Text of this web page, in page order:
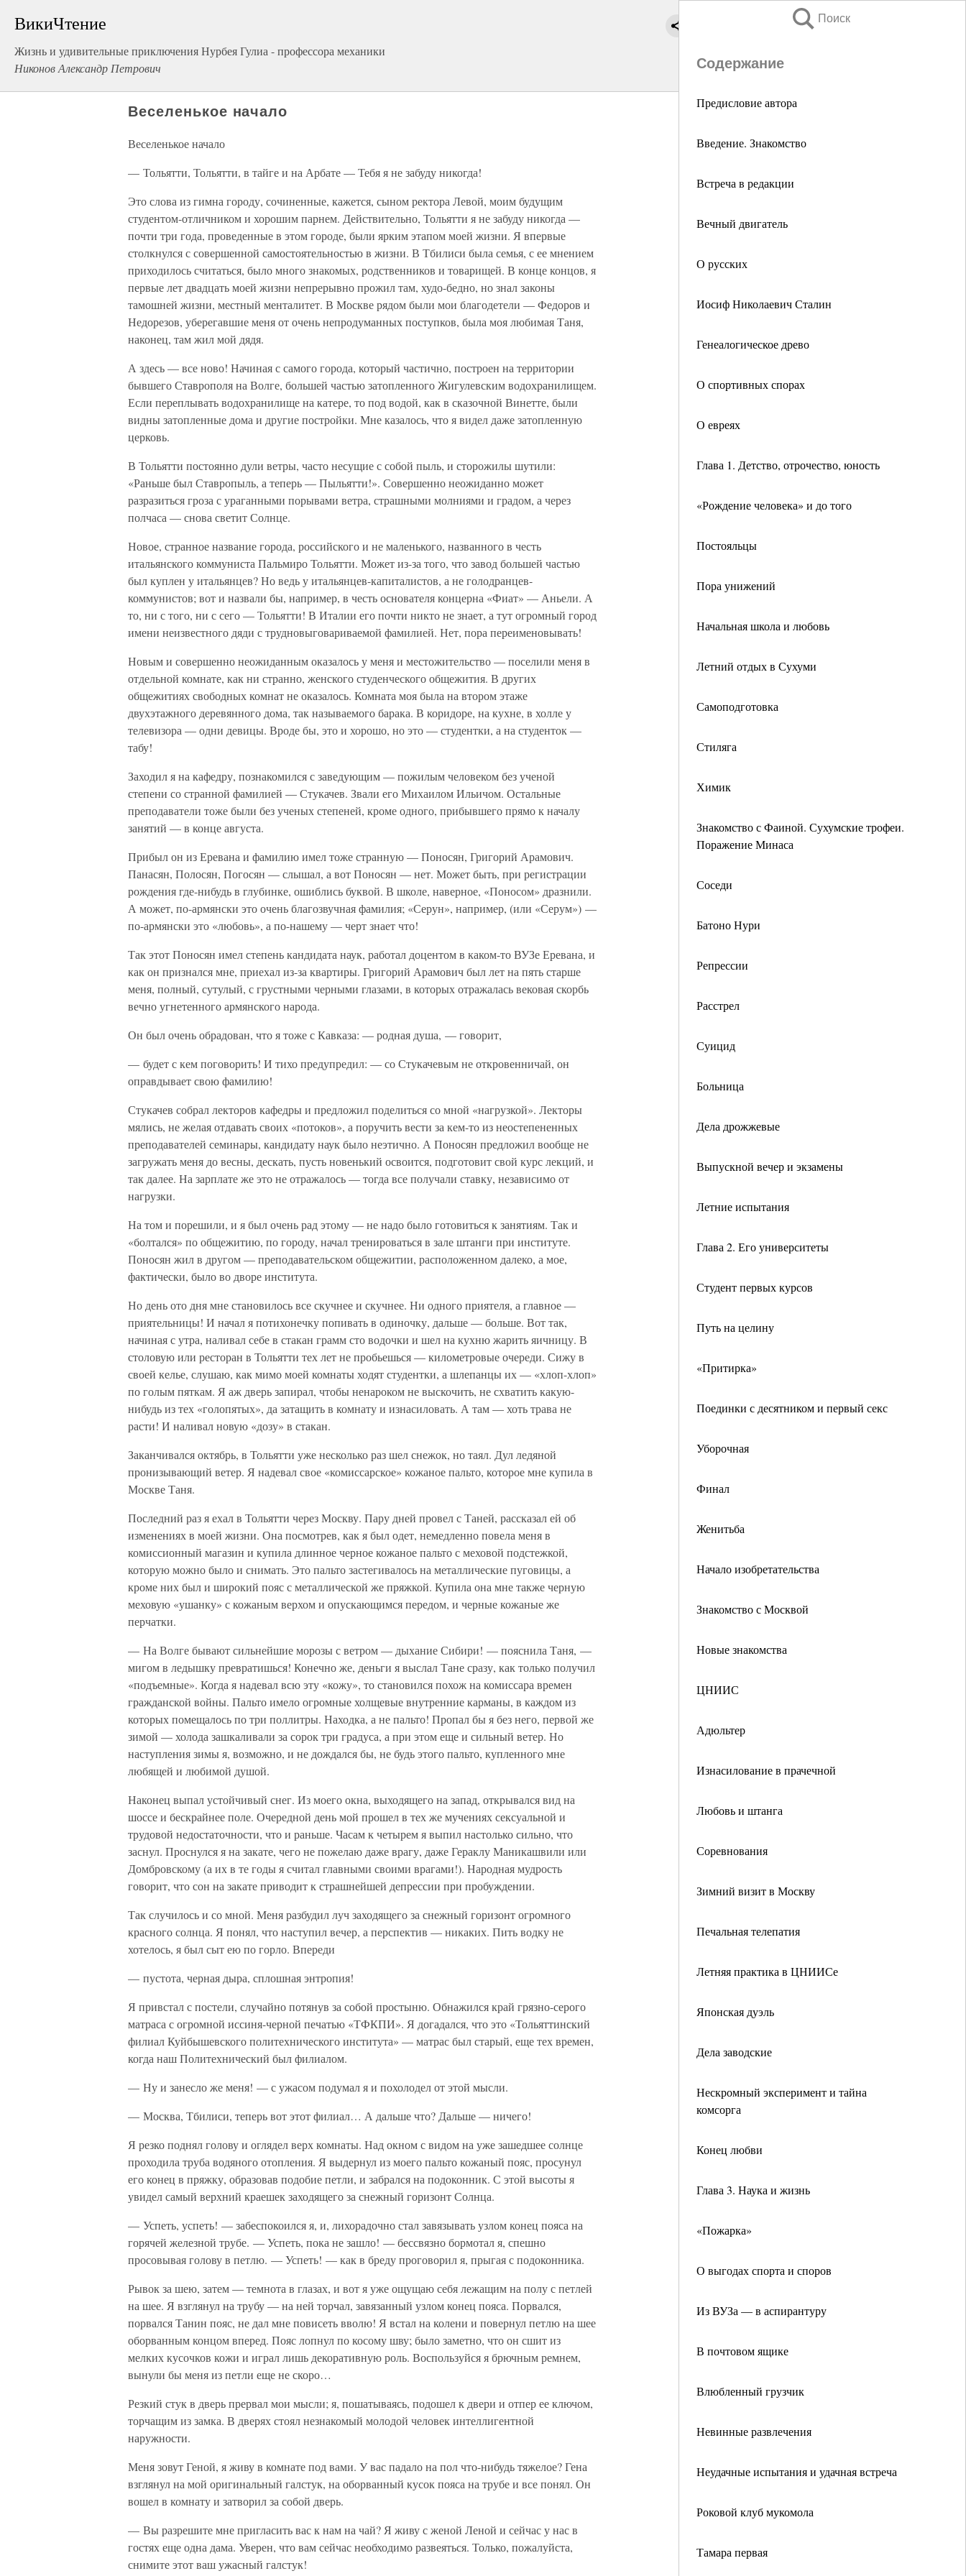
ВикиЧтение
Жизнь и удивительные приключения Нурбея Гулиа - профессора механики
Никонов Александр Петрович
Поиск
Содержание
Предисловие автора
Введение. Знакомство
Встреча в редакции
Вечный двигатель
О русских
Иосиф Николаевич Сталин
Генеалогическое древо
О спортивных спорах
О евреях
Глава 1. Детство, отрочество, юность
«Рождение человека» и до того
Постояльцы
Пора унижений
Начальная школа и любовь
Летний отдых в Сухуми
Самоподготовка
Стиляга
Химик
Знакомство с Фаиной. Сухумские трофеи.
Поражение Минаса
Соседи
Батоно Нури
Репрессии
Расстрел
Суицид
Больница
Дела дрожжевые
Выпускной вечер и экзамены
Летние испытания
Глава 2. Его университеты
Студент первых курсов
Путь на целину
«Притирка»
Поединки с десятником и первый секс
Уборочная
Финал
Женитьба
Начало изобретательства
Знакомство с Москвой
Новые знакомства
ЦНИИС
Адюльтер
Изнасилование в прачечной
Любовь и штанга
Соревнования
Зимний визит в Москву
Печальная телепатия
Летняя практика в ЦНИИСе
Японская дуэль
Дела заводские
Нескромный эксперимент и тайна
комсорга
Конец любви
Глава 3. Наука и жизнь
«Пожарка»
О выгодах спорта и споров
Из ВУЗа — в аспирантуру
В почтовом ящике
Влюбленный грузчик
Невинные развлечения
Неудачные испытания и удачная встреча
Роковой клуб мукомола
Тамара первая
Веселенькое начало
Веселенькое начало
— Тольятти, Тольятти, в тайге и на Арбате — Тебя я не забуду никогда!
Это слова из гимна городу, сочиненные, кажется, сыном ректора Левой, моим будущим
студентом-отличником и хорошим парнем. Действительно, Тольятти я не забуду никогда —
почти три года, проведенные в этом городе, были ярким этапом моей жизни. Я впервые
столкнулся с совершенной самостоятельностью в жизни. В Тбилиси была семья, с ее мнением
приходилось считаться, было много знакомых, родственников и товарищей. В конце концов, я
первые лет двадцать моей жизни непрерывно прожил там, худо-бедно, но знал законы
тамошней жизни, местный менталитет. В Москве рядом были мои благодетели — Федоров и
Недорезов, уберегавшие меня от очень непродуманных поступков, была моя любимая Таня,
наконец, там жил мой дядя.
А здесь — все ново! Начиная с самого города, который частично, построен на территории
бывшего Ставрополя на Волге, большей частью затопленного Жигулевским водохранилищем.
Если переплывать водохранилище на катере, то под водой, как в сказочной Винетте, были
видны затопленные дома и другие постройки. Мне казалось, что я видел даже затопленную
церковь.
В Тольятти постоянно дули ветры, часто несущие с собой пыль, и сторожилы шутили:
«Раньше был Ставропыль, а теперь — Пыльятти!». Совершенно неожиданно может
разразиться гроза с ураганными порывами ветра, страшными молниями и градом, а через
полчаса — снова светит Солнце.
Новое, странное название города, российского и не маленького, названного в честь
итальянского коммуниста Пальмиро Тольятти. Может из-за того, что завод большей частью
был куплен у итальянцев? Но ведь у итальянцев-капиталистов, а не голодранцев-
коммунистов; вот и назвали бы, например, в честь основателя концерна «Фиат» — Аньели. А
то, ни с того, ни с сего — Тольятти! В Италии его почти никто не знает, а тут огромный город
имени неизвестного дяди с трудновыговариваемой фамилией. Нет, пора переименовывать!
Новым и совершенно неожиданным оказалось у меня и местожительство — поселили меня в
отдельной комнате, как ни странно, женского студенческого общежития. В других
общежитиях свободных комнат не оказалось. Комната моя была на втором этаже
двухэтажного деревянного дома, так называемого барака. В коридоре, на кухне, в холле у
телевизора — одни девицы. Вроде бы, это и хорошо, но это — студентки, а на студенток —
табу!
Заходил я на кафедру, познакомился с заведующим — пожилым человеком без ученой
степени со странной фамилией — Стукачев. Звали его Михаилом Ильичом. Остальные
преподаватели тоже были без ученых степеней, кроме одного, прибывшего прямо к началу
занятий — в конце августа.
Прибыл он из Еревана и фамилию имел тоже странную — Поносян, Григорий Арамович.
Панасян, Полосян, Погосян — слышал, а вот Поносян — нет. Может быть, при регистрации
рождения где-нибудь в глубинке, ошиблись буквой. В школе, наверное, «Поносом» дразнили.
А может, по-армянски это очень благозвучная фамилия; «Серун», например, (или «Серум») —
по-армянски это «любовь», а по-нашему — черт знает что!
Так этот Поносян имел степень кандидата наук, работал доцентом в каком-то ВУЗе Еревана, и
как он признался мне, приехал из-за квартиры. Григорий Арамович был лет на пять старше
меня, полный, сутулый, с грустными черными глазами, в которых отражалась вековая скорбь
вечно угнетенного армянского народа.
Он был очень обрадован, что я тоже с Кавказа: — родная душа, — говорит,
— будет с кем поговорить! И тихо предупредил: — со Стукачевым не откровенничай, он
оправдывает свою фамилию!
Стукачев собрал лекторов кафедры и предложил поделиться со мной «нагрузкой». Лекторы
мялись, не желая отдавать своих «потоков», а поручить вести за кем-то из неостепененных
преподавателей семинары, кандидату наук было неэтично. А Поносян предложил вообще не
загружать меня до весны, дескать, пусть новенький освоится, подготовит свой курс лекций, и
так далее. На зарплате же это не отражалось — тогда все получали ставку, независимо от
нагрузки.
На том и порешили, и я был очень рад этому — не надо было готовиться к занятиям. Так и
«болтался» по общежитию, по городу, начал тренироваться в зале штанги при институте.
Поносян жил в другом — преподавательском общежитии, расположенном далеко, а мое,
фактически, было во дворе института.
Но день ото дня мне становилось все скучнее и скучнее. Ни одного приятеля, а главное —
приятельницы! И начал я потихонечку попивать в одиночку, дальше — больше. Вот так,
начиная с утра, наливал себе в стакан грамм сто водочки и шел на кухню жарить яичницу. В
столовую или ресторан в Тольятти тех лет не пробьешься — километровые очереди. Сижу в
своей келье, слушаю, как мимо моей комнаты ходят студентки, а шлепанцы их — «хлоп-хлоп»
по голым пяткам. Я аж дверь запирал, чтобы ненароком не выскочить, не схватить какую-
нибудь из тех «голопятых», да затащить в комнату и изнасиловать. А там — хоть трава не
расти! И наливал новую «дозу» в стакан.
Заканчивался октябрь, в Тольятти уже несколько раз шел снежок, но таял. Дул ледяной
пронизывающий ветер. Я надевал свое «комиссарское» кожаное пальто, которое мне купила в
Москве Таня.
Последний раз я ехал в Тольятти через Москву. Пару дней провел с Таней, рассказал ей об
изменениях в моей жизни. Она посмотрев, как я был одет, немедленно повела меня в
комиссионный магазин и купила длинное черное кожаное пальто с меховой подстежкой,
которую можно было и снимать. Это пальто застегивалось на металлические пуговицы, а
кроме них был и широкий пояс с металлической же пряжкой. Купила она мне также черную
меховую «ушанку» с кожаным верхом и опускающимся передом, и черные кожаные же
перчатки.
— На Волге бывают сильнейшие морозы с ветром — дыхание Сибири! — пояснила Таня, —
мигом в ледышку превратишься! Конечно же, деньги я выслал Тане сразу, как только получил
«подъемные». Когда я надевал всю эту «кожу», то становился похож на комиссара времен
гражданской войны. Пальто имело огромные холщевые внутренние карманы, в каждом из
которых помещалось по три поллитры. Находка, а не пальто! Пропал бы я без него, первой же
зимой — холода зашкаливали за сорок три градуса, а при этом еще и сильный ветер. Но
наступления зимы я, возможно, и не дождался бы, не будь этого пальто, купленного мне
любящей и любимой душой.
Наконец выпал устойчивый снег. Из моего окна, выходящего на запад, открывался вид на
шоссе и бескрайнее поле. Очередной день мой прошел в тех же мучениях сексуальной и
трудовой недостаточности, что и раньше. Часам к четырем я выпил настолько сильно, что
заснул. Проснулся я на закате, чего не пожелаю даже врагу, даже Гераклу Маникашвили или
Домбровскому (а их в те годы я считал главными своими врагами!). Народная мудрость
говорит, что сон на закате приводит к страшнейшей депрессии при пробуждении.
Так случилось и со мной. Меня разбудил луч заходящего за снежный горизонт огромного
красного солнца. Я понял, что наступил вечер, а перспектив — никаких. Пить водку не
хотелось, я был сыт ею по горло. Впереди
— пустота, черная дыра, сплошная энтропия!
Я привстал с постели, случайно потянув за собой простыню. Обнажился край грязно-серого
матраса с огромной иссиня-черной печатью «ТФКПИ». Я догадался, что это «Тольяттинский
филиал Куйбышевского политехнического института» — матрас был старый, еще тех времен,
когда наш Политехнический был филиалом.
— Ну и занесло же меня! — с ужасом подумал я и похолодел от этой мысли.
— Москва, Тбилиси, теперь вот этот филиал… А дальше что? Дальше — ничего!
Я резко поднял голову и оглядел верх комнаты. Над окном с видом на уже зашедшее солнце
проходила труба водяного отопления. Я выдернул из моего пальто кожаный пояс, просунул
его конец в пряжку, образовав подобие петли, и забрался на подоконник. С этой высоты я
увидел самый верхний краешек заходящего за снежный горизонт Солнца.
— Успеть, успеть! — забеспокоился я, и, лихорадочно стал завязывать узлом конец пояса на
горячей железной трубе. — Успеть, пока не зашло! — бессвязно бормотал я, спешно
просовывая голову в петлю. — Успеть! — как в бреду проговорил я, прыгая с подоконника.
Рывок за шею, затем — темнота в глазах, и вот я уже ощущаю себя лежащим на полу с петлей
на шее. Я взглянул на трубу — на ней торчал, завязанный узлом конец пояса. Порвался,
порвался Танин пояс, не дал мне повисеть вволю! Я встал на колени и повернул петлю на шее
оборванным концом вперед. Пояс лопнул по косому шву; было заметно, что он сшит из
мелких кусочков кожи и играл лишь декоративную роль. Воспользуйся я брючным ремнем,
вынули бы меня из петли еще не скоро…
Резкий стук в дверь прервал мои мысли; я, пошатываясь, подошел к двери и отпер ее ключом,
торчащим из замка. В дверях стоял незнакомый молодой человек интеллигентной
наружности.
Меня зовут Геной, я живу в комнате под вами. У вас падало на пол что-нибудь тяжелое? Гена
взглянул на мой оригинальный галстук, на оборванный кусок пояса на трубе и все понял. Он
вошел в комнату и затворил за собой дверь.
— Вы разрешите мне пригласить вас к нам на чай? Я живу с женой Леной и сейчас у нас в
гостях еще одна дама. Уверен, что вам сейчас необходимо развеяться. Только, пожалуйста,
снимите этот ваш ужасный галстук!